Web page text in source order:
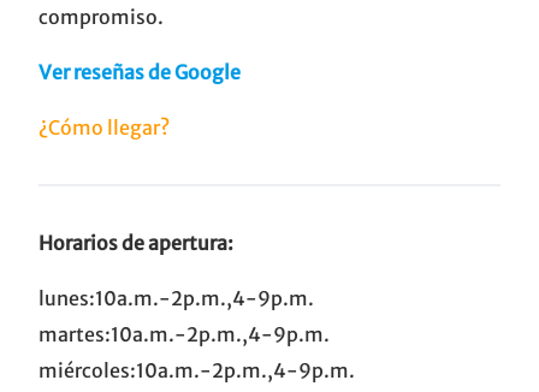
compromiso.
Ver reseñas de Google
¿Cómo llegar?
Horarios de apertura:
lunes:10a.m.-2p.m.,4-9p.m.
martes:10a.m.-2p.m.,4-9p.m.
miércoles:10a.m.-2p.m.,4-9p.m.